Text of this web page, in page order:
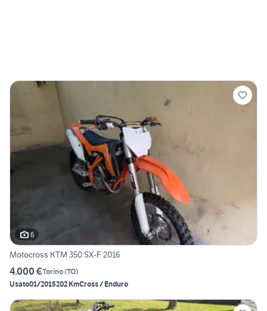
6
Motocross KTM 350 SX-F 2016
4.000 €Torino(TO)
Usato01/2015202 KmCross / Enduro